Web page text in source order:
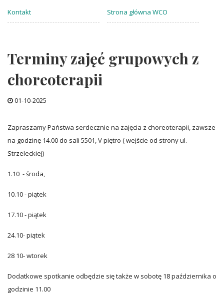
Kontakt Strona główna WCO
Terminy zajęć grupowych z
choreoterapii
01-10-2025
Zapraszamy Państwa serdecznie na zajęcia z choreoterapii, zawsze
na godzinę 14.00 do sali 5501, V piętro ( wejście od strony ul.
Strzeleckiej)
1.10 - środa,
10.10 - piątek
17.10 - piątek
24.10- piątek
28 10- wtorek
Dodatkowe spotkanie odbędzie się także w sobotę 18 października o
godzinie 11.00